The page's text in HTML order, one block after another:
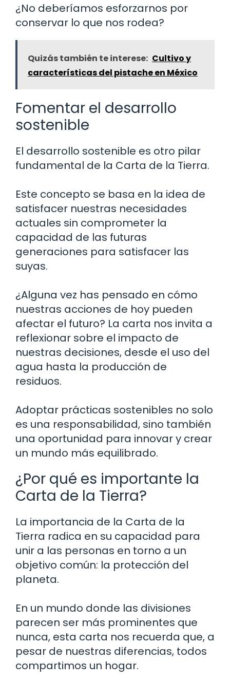
¿No deberíamos esforzarnos por
conservar lo que nos rodea?
Quizás también te interese: Cultivo y
características del pistache en México
Fomentar el desarrollo
sostenible
El desarrollo sostenible es otro pilar
fundamental de la Carta de la Tierra.
Este concepto se basa en la idea de
satisfacer nuestras necesidades
actuales sin comprometer la
capacidad de las futuras
generaciones para satisfacer las
suyas.
¿Alguna vez has pensado en cómo
nuestras acciones de hoy pueden
afectar el futuro? La carta nos invita a
reflexionar sobre el impacto de
nuestras decisiones, desde el uso del
agua hasta la producción de
residuos.
Adoptar prácticas sostenibles no solo
es una responsabilidad, sino también
una oportunidad para innovar y crear
un mundo más equilibrado.
¿Por qué es importante la
Carta de la Tierra?
La importancia de la Carta de la
Tierra radica en su capacidad para
unir a las personas en torno a un
objetivo común: la protección del
planeta.
En un mundo donde las divisiones
parecen ser más prominentes que
nunca, esta carta nos recuerda que, a
pesar de nuestras diferencias, todos
compartimos un hogar.